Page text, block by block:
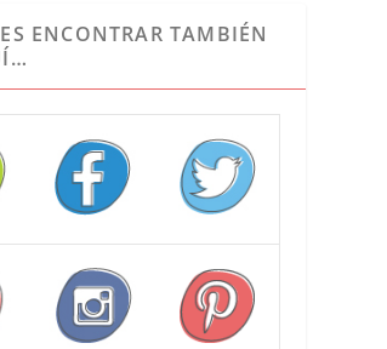
ENCONTRAR TAMBIÉN